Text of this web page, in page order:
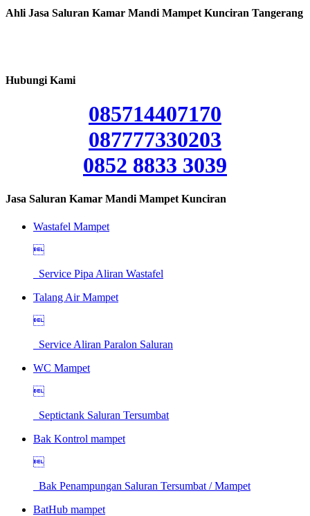
Ahli Jasa Saluran Kamar Mandi Mampet Kunciran Tangerang
Hubungi Kami
085714407170
087777330203
0852 8833 3039
Jasa Saluran Kamar Mandi Mampet Kunciran
Wastafel Mampet

Service Pipa Aliran Wastafel
Talang Air Mampet

Service Aliran Paralon Saluran
WC Mampet

Septictank Saluran Tersumbat
Bak Kontrol mampet

Bak Penampungan Saluran Tersumbat / Mampet
BatHub mampet